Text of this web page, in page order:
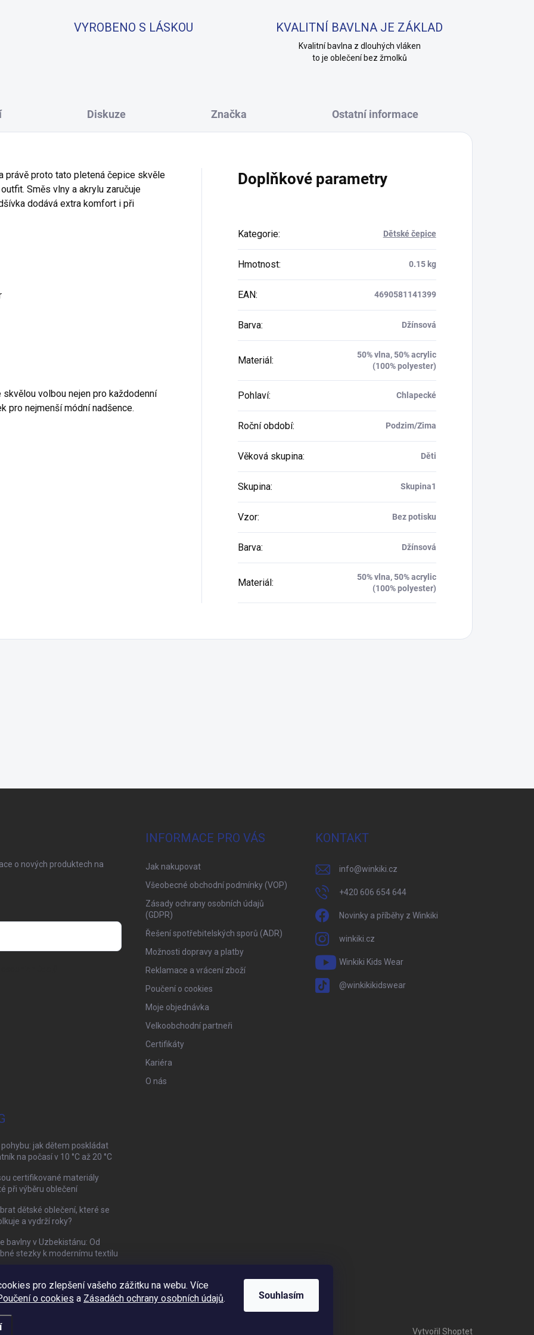
pro zlepšení vašeho zážitku na webu. Více
o cookies a Zásadách ochrany osobních údajů. Souhlasím
VYROBENO S LÁSKOU KVALITNÍ BAVLNA JE ZÁKLAD
Kvalitní bavlna z dlouhých vláken
to je oblečení bez žmolků
Diskuze Značka Ostatní informace
právě proto tato pletená čepice skvěle
Směs vlny a akrylu zaručuje
dodává extra komfort i při
volbou nejen pro každodenní
pro nejmenší módní nadšence.
Doplňkové parametry
Kategorie: Dětské čepice
Hmotnost: 0.15 kg
EAN: 4690581141399
Barva: Džínsová
Materiál :
50% vlna, 50% acrylic
(100% polyester)
Pohlaví: Chlapecké
Roční období: Podzim/Zima
Věková skupina: Děti
Skupina: Skupina1
Vzor: Bez potisku
Barva: Džínsová
Materiál :
50% vlna, 50% acrylic
(100% polyester)
o nových produktech na
INFORMACE PRO VÁS
Jak nakupovat
Všeobecné obchodní podmínky (VOP)
Zásady ochrany osobních údajů
(GDPR)
Řešení spotřebitelských sporů (ADR)
Možnosti dopravy a platby
Reklamace a vrácení zboží
Poučení o cookies
Moje objednávka
Velkoobchodní partneři
Certifikáty
Kariéra
O nás
KONTAKT
info@winkiki.cz
+420 606 654 644
Novinky a příběhy z Winkiki
winkiki.cz
Winkiki Kids Wear
@winkikikidswear
jak dětem poskládat
na počasí v 10 °C až 20 °C
certifikované materiály
při výběru oblečení
dětské oblečení, které se
a vydrží roky?
bavlny v Uzbekistánu: Od
stezky k modernímu textilu
Mamazone | Allegro.cz | Řešení sporů on-line
Vytvořil Shoptet
nastavení cookies